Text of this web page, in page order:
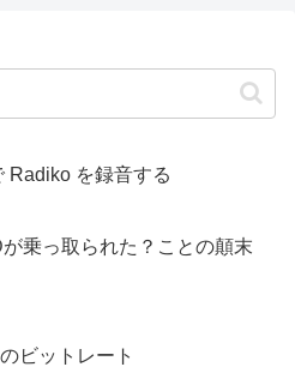
Radiko を録音する
乗っ取られた？ことの顛末
ビットレート